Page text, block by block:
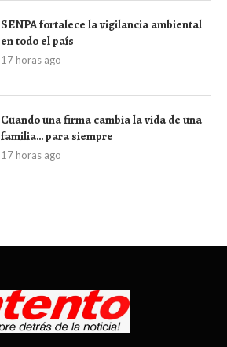
SENPA fortalece la vigilancia ambiental
en todo el país
17 horas ago
Cuando una firma cambia la vida de una
familia… para siempre
17 horas ago